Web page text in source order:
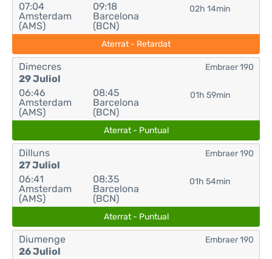
07:04
Amsterdam
(AMS)
09:18
Barcelona
(BCN)
02h 14min
Aterrat - Retardat
Dimecres
29 Juliol
06:46
Amsterdam
(AMS)
08:45
Barcelona
(BCN)
01h 59min
Embraer 190
Aterrat - Puntual
Dilluns
27 Juliol
06:41
Amsterdam
(AMS)
08:35
Barcelona
(BCN)
01h 54min
Embraer 190
Aterrat - Puntual
Diumenge
26 Juliol
Embraer 190